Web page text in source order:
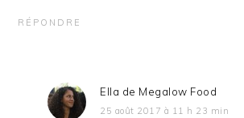
RÉPONDRE
Ella de Megalow Food
25 août 2017 à 11 h 23 min